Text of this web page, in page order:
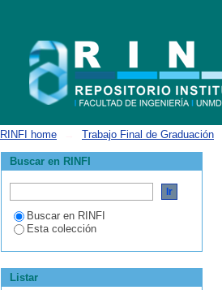
RINFI home Trabajo Final de Graduación
Buscar en RINFI
Buscar en RINFI
Esta colección
Listar